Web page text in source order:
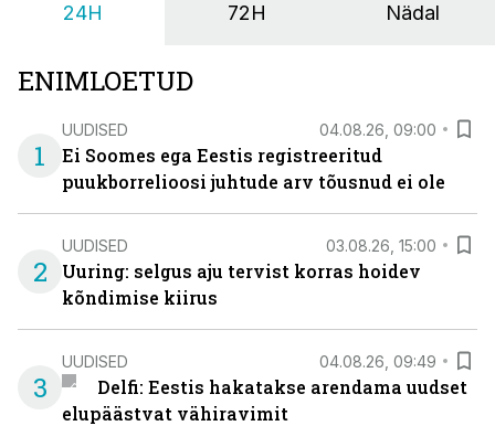
24H 72H Nädal
ENIMLOETUD
1
UUDISED 04.08.26, 09:00
Ei Soomes ega Eestis registreeritud
puukborrelioosi juhtude arv tõusnud ei ole
2
UUDISED 03.08.26, 15:00
Uuring: selgus aju tervist korras hoidev
kõndimise kiirus
3
UUDISED 04.08.26, 09:49
Delfi: Eestis hakatakse arendama uudset
elupäästvat vähiravimit